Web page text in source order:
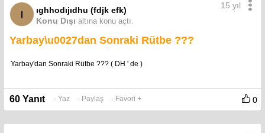
ı
ıghhodıjıdhu (fdjk efk)
Konu Dışı altına konu açtı.
15 yıl
Yarbay\u0027dan Sonraki Rütbe ???
Yarbay'dan Sonraki Rütbe ??? ( DH ' de )
60 Yanıt · Yaz · Paylaş · Favori + 0